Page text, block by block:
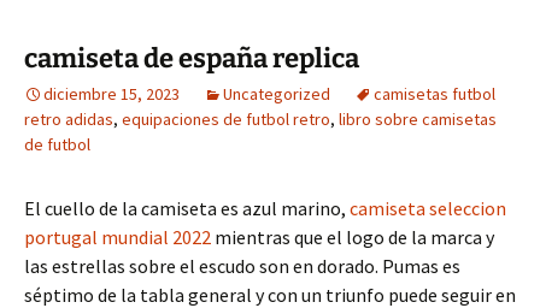
camiseta de españa replica
diciembre 15, 2023 Uncategorized
camisetas futbol
retro adidas, equipaciones de futbol retro, libro sobre camisetas
de futbol
El cuello de la camiseta es azul marino, camiseta seleccion
portugal mundial 2022 mientras que el logo de la marca y
las estrellas sobre el escudo son en dorado. Pumas es
séptimo de la tabla general y con un triunfo puede seguir en